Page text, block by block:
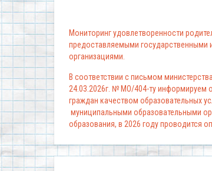
Мониторинг удовлетворенности
предоставляемыми
организациями.
В соответствии с письмом
24.03.2026г. № МО/404-ту информируем
граждан качеством образовательных
муниципальными образовательными
образования, в 2026 году проводится